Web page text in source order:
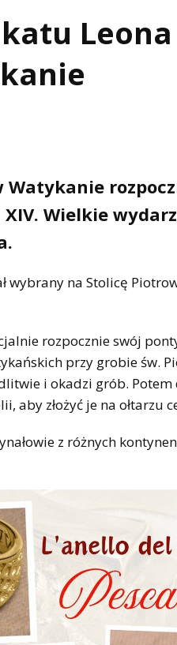
Leona
Wielkie
wybrany na Stolicę
rozpocznie swój
przy grobie św.
i okadzi grób.
aby złożyć je na ołtarzu
z różnych